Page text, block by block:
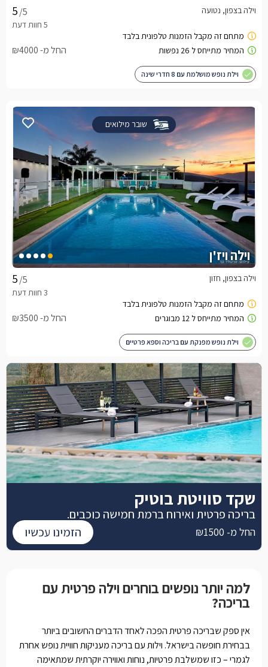
/5 וילה בצפון, נטועה
החל מ- ₪4000
וילת נופש מושלמת עם 8 חדרי שינה
שובר מילואים
וילה ויז'ן
/5 וילה בצפון, חזון
החל מ- ₪3500
וילת נופש מפנקת עם בריכה וספא פרטיים
שקד סוויטת בוטיק
בריכה פרטית ואירוח ברמת חמישה כוכבים.
החל מ- ₪1500 הזמינו עכשיו
למה יותר נופשים בוחרים וילה פרטית עם
בריכה?
אין ספק שבריכה פרטית הפכה לאחד הדברים החשובים ביותר
בבחירת חופשה בישראל. וילות עם בריכה מעניקות חוויית נופש אחרת
לגמרי – כזו שמשלבת פרטיות, נוחות ואווירה יוקרתית שמתאימה